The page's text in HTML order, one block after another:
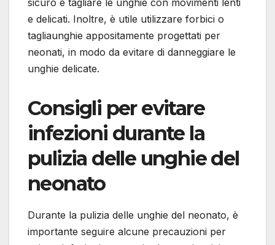
sicuro e tagliare le unghie con movimenti lenti
e delicati. Inoltre, è utile utilizzare forbici o
tagliaunghie appositamente progettati per
neonati, in modo da evitare di danneggiare le
unghie delicate.
Consigli per evitare
infezioni durante la
pulizia delle unghie del
neonato
Durante la pulizia delle unghie del neonato, è
importante seguire alcune precauzioni per